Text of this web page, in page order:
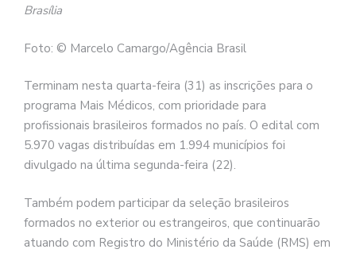
Brasília
Foto: © Marcelo Camargo/Agência Brasil
Terminam nesta quarta-feira (31) as inscrições para o
programa Mais Médicos, com prioridade para
profissionais brasileiros formados no país. O edital com
5.970 vagas distribuídas em 1.994 municípios foi
divulgado na última segunda-feira (22).
Também podem participar da seleção brasileiros
formados no exterior ou estrangeiros, que continuarão
atuando com Registro do Ministério da Saúde (RMS) em